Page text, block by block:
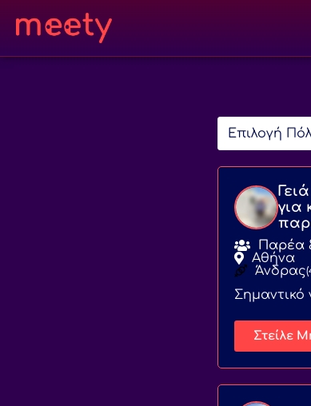
Επιλογή
για
Παρέα
Αθήνα
Άνδρας
Σημαντικό
Στείλε